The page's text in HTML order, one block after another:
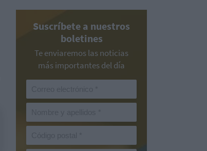
Suscríbete a nuestros
boletines
Te enviaremos las noticias
más importantes del día